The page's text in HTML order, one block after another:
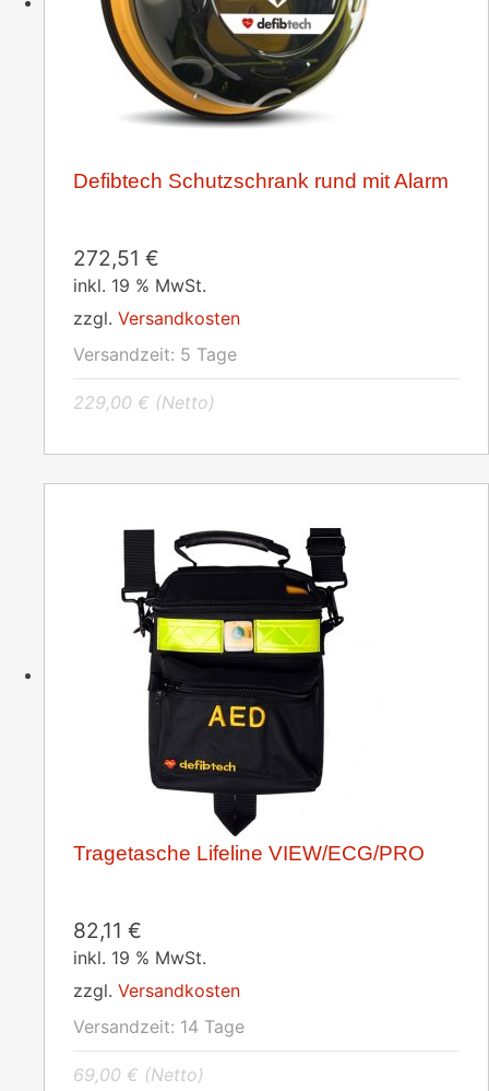
Defibtech Schutzschrank rund mit Alarm
272,51 €
inkl. 19 % MwSt.
zzgl. Versandkosten
Versandzeit: 5 Tage
229,00 € (Netto)
Tragetasche Lifeline VIEW/ECG/PRO
82,11 €
inkl. 19 % MwSt.
zzgl. Versandkosten
Versandzeit: 14 Tage
69,00 € (Netto)